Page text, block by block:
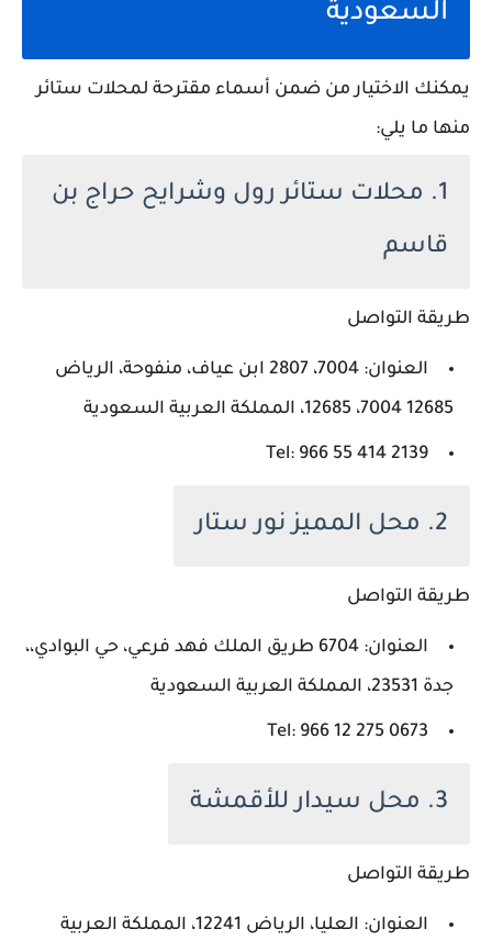
السعودية
يمكنك الاختيار من ضمن أسماء مقترحة لمحلات ستائر
منها ما يلي:
1. محلات ستائر رول وشرايح حراج بن
قاسم
طريقة التواصل
العنوان: 7004، 2807 ابن عياف، منفوحة، الرياض
12685 7004، 12685، المملكة العربية السعودية
Tel: ‪966 55 414 2139‬‏
2. محل المميز نور ستار
طريقة التواصل
العنوان: 6704 طريق الملك فهد فرعي، حي البوادي،،
جدة 23531، المملكة العربية السعودية
Tel: ‪966 12 275 0673‬‏
3. محل سيدار للأقمشة
طريقة التواصل
العنوان: العليا، الرياض 12241، المملكة العربية